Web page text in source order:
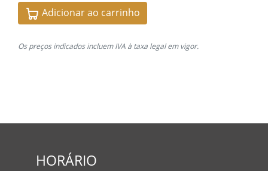
Adicionar ao carrinho
Os preços indicados incluem IVA à taxa legal em vigor.
HORÁRIO